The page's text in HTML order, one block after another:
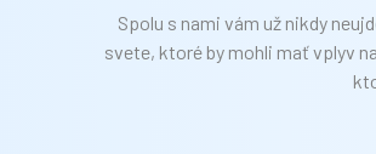
Spolu s nami vám už nikdy
svete, ktoré by mohli mať vplyv